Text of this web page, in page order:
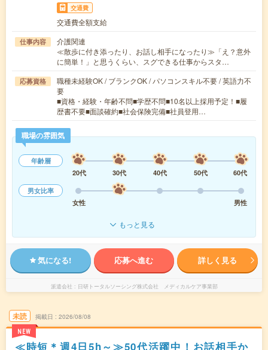
交通費
交通費全額支給
仕事内容
介護関連
≪散歩に付き添ったり、お話し相手になったり≫「え？意外
に簡単！」と思うくらい、スグできる仕事からスタ…
応募資格
職種未経験OK / ブランクOK / パソコンスキル不要 / 英語力不
要
■資格・経験・年齢不問■学歴不問■10名以上採用予定！■履
歴書不要■面談確約■社会保険完備■社員登用…
職場の雰囲気
年齢層
20代
30代 40代 50代
60代
男女比率
女性
男性
もっと見る
気になる! 応募へ進む 詳しく見る
派遣会社 日研トータルソーシング株式会社 メディカルケア事業部
未読
NEW
掲載日 2026/08/08
≪時短＊週4日5h～≫50代活躍中！お話相手か